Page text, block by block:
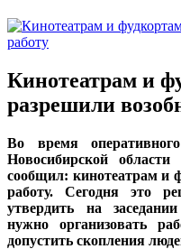
Кинотеатрам и
разрешили
Во время
Новосибирской
сообщил: кинотеатрам и
работу. Сегодня это
утвердить на
нужно организовать
допустить скопления